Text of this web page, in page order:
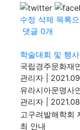
수정 삭제 목록
댓글 0개
학술대회 및 행사
국립경주문화재
관리자
유라시아문명사
관리자
고구려발해학회
최 안내